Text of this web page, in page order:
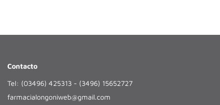
Contacto
Tel: (03496) 425313 - (3496) 15652727
farmacialongoniweb@gmail.com